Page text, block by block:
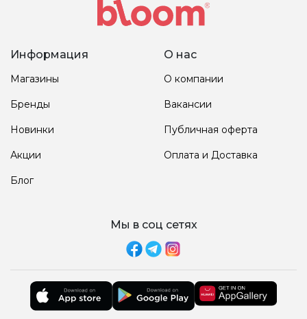
Информация
Магазины
Бренды
Новинки
Акции
Блог
О нас
О компании
Вакансии
Публичная оферта
Оплата и Доставка
Мы в соц сетях